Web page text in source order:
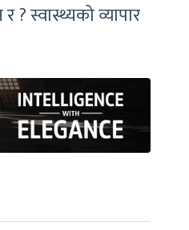
? स्वास्थ्यको व्यापार